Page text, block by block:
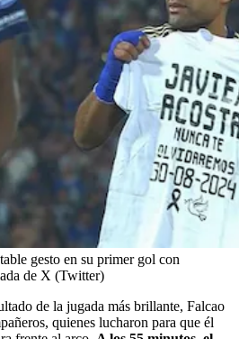
gesto en su primer gol con
de X (Twitter)
de la jugada más brillante, Falcao
quienes lucharon para que él